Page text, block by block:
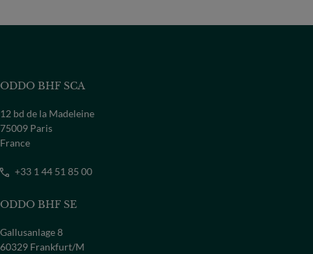
ODDO BHF SCA
12 bd de la Madeleine
75009 Paris
France
+33 1 44 51 85 00
ODDO BHF SE
Gallusanlage 8
60329 Frankfurt/M